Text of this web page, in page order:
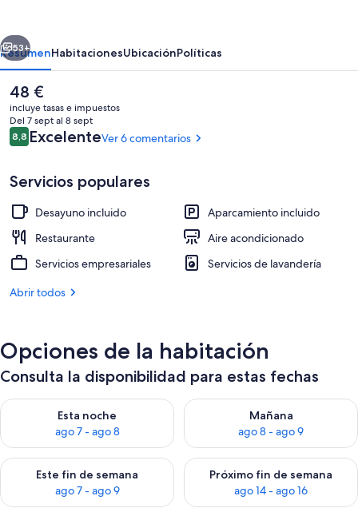
Jinyang
Avenue
by
IHG
Exterior
Siguiente
53+
ResumenHabitacionesUbicaciónPolíticas
El
precio
actual
es
de
48 €
incluye tasas e impuestos
Del 7 sept al 8 sept
Comentarios
8,88,8 de 10
ExcelenteVer 6 comentarios
Servicios populares
Desayuno incluido
Aparcamiento incluido
Restaurante
Aire acondicionado
Servicios empresariales
Servicios de lavandería
Abrir todos
Opciones de la habitación
Consulta la disponibilidad para estas fechas
Esta noche
ago 7 - ago 8
Consulta la disponibilidad para esta noche, ago 7 - ago 8
Mañana
ago 8 - ago 9
Consulta la disponibilidad
Este fin de semana
ago 7 - ago 9
Consulta la disponibilidad para este fin de semana, ago 7 -
Próximo fin de semana
ago 14 - ago 16
Consulta la disponibilidad